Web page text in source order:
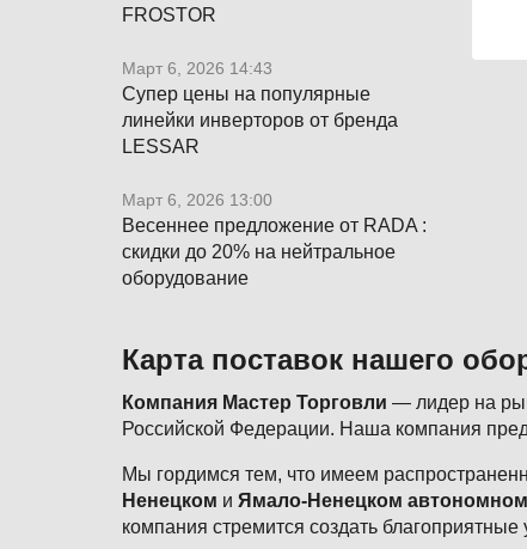
FROSTOR
Март 6, 2026 14:43
Супер цены на популярные
линейки инверторов от бренда
LESSAR
Март 6, 2026 13:00
Весеннее предложение от RADA :
скидки до 20% на нейтральное
оборудование
Карта поставок нашего
Компания Мастер Торговли — лидер на
Российской Федерации. Наша компания
Мы гордимся тем, что имеем
Ненецком и Ямало-Ненецком автономном
компания стремится создать